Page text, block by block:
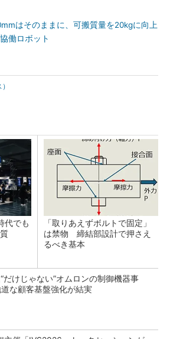
はそのままに、可搬質量を20kgに向上
働ロボット
代でも
「取りあえずボルトで固定」
は禁物 締結部設計で押さえ
るべき基本
だけじゃない”オムロンの制御機器事
な顧客基盤強化が結実